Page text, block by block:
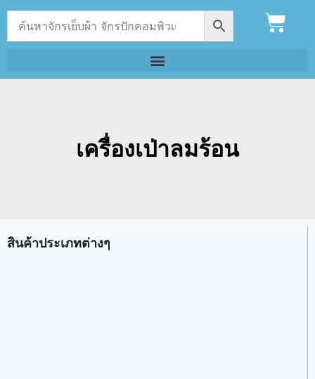
เครื่องเป่าลมร้อน
สินค้าประเภทต่างๆ